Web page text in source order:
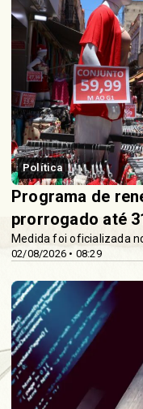
Política
02/08/2026 • 08:29
Programa de
prorrogado até
Medida foi oficializada